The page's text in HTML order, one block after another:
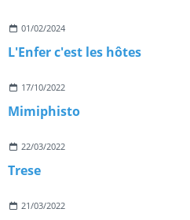
01/02/2024
L'Enfer c'est les hôtes
17/10/2022
Mimiphisto
22/03/2022
Trese
21/03/2022